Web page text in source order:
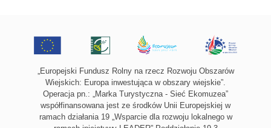
„Europejski Fundusz Rolny na rzecz Rozwoju Obszarów
Wiejskich: Europa inwestująca w obszary wiejskie”.
Operacja pn.: „Marka Turystyczna - Sieć Ekomuzea”
współfinansowana jest ze środków Unii Europejskiej w
ramach działania 19 „Wsparcie dla rozwoju lokalnego w